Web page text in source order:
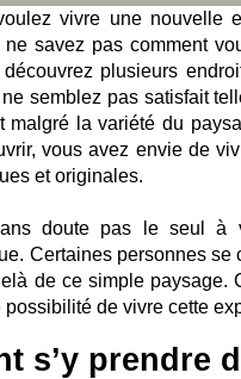
vivre une nouvelle
ne savez pas comment
plusieurs
semblez pas satisfait
malgré la variété du
vous avez envie de
et originales.
doute pas le seul à
Certaines personnes
de ce simple paysage.
possibilité de vivre cette
s’y prendre